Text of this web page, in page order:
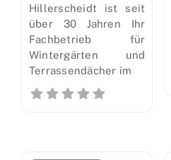
Hillerscheidt ist seit
über 30 Jahren Ihr
Fachbetrieb für
Wintergärten und
Terrassendächer im